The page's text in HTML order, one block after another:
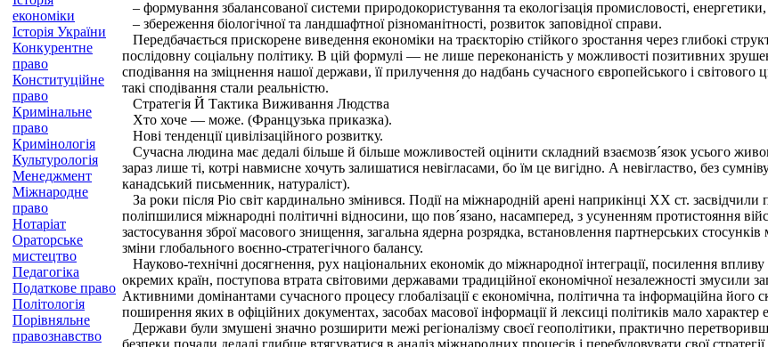
економіки
Історія України
Конкурентне
право
Конституційне
право
Кримінальне
право
Кримінологія
Культурологія
Менеджмент
Міжнародне
право
Нотаріат
Ораторське
мистецтво
Педагогіка
Податкове право
Політологія
Порівняльне
правознавство
– формування збалансованої системи природокористування та екологізація промисловості,
– збереження біологічної та ландшафтної різноманітності, розвиток заповідної справи.
Передбачається прискорене виведення економіки на траєкторію стійкого зростання через глибокі
послідовну соціальну політику. В цій формулі — не лише переконаність у можливості позитивних
сподівання на зміцнення нашої держави, її прилучення до надбань сучасного європейського і світового
такі сподівання стали реальністю.
Стратегія Й Тактика Виживання Людства
Хто хоче — може. (Французька приказка).
Нові тенденції цивілізаційного розвитку.
Сучасна людина має дедалі більше й більше можливостей оцінити складний взаємозв´язок усього
зараз лише ті, котрі навмисне хочуть залишатися невігласами, бо їм це вигідно. А невігластво, без
канадський письменник, натураліст).
За роки після Ріо світ кардинально змінився. Події на міжнародній арені наприкінці XX ст.
поліпшилися міжнародні політичні відносини, що пов´язано, насамперед, з усуненням протистояння
застосування зброї масового знищення, загальна ядерна розрядка, встановлення партнерських
зміни глобального воєнно-стратегічного балансу.
Науково-технічні досягнення, рух національних економік до міжнародної інтеграції, посилення
окремих країн, поступова втрата світовими державами традиційної економічної незалежності змусили
Активними домінантами сучасного процесу глобалізації є економічна, політична та інформаційна його
поширення яких в офіційних документах, засобах масової інформації й лексиці політиків мало характер
Держави були змушені значно розширити межі регіоналізму своєї геополітики, практично
безпеки почали дедалі глибше втягуватися в аналіз міжнародних процесів і перебудовувати свої